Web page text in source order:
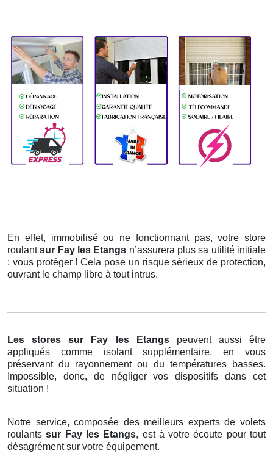
En effet, immobilisé ou ne fonctionnant pas, votre store
roulantsur Fay les Etangs n’assurera plus sa utilité initiale
: vous protéger ! Cela pose un risque sérieux de protection,
ouvrant le champ libre à tout intrus.
Les stores sur Fay les Etangs peuvent aussi être
appliqués comme isolant supplémentaire, en vous
préservant du rayonnement ou du températures basses.
Impossible, donc, de négliger vos dispositifs dans cet
situation !
Notre service, composée des meilleurs experts de volets
roulantssur Fay les Etangs, est à votre écoute pour tout
désagrément sur votre équipement.